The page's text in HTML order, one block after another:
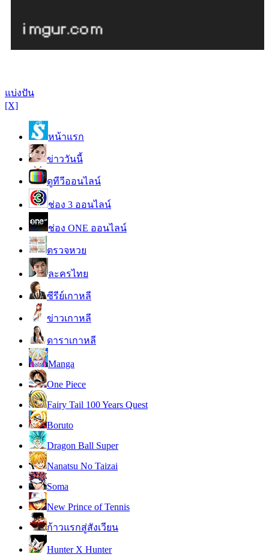
แบ่งปัน
[X]
หน้าแรก
ข่าววันนี้
ดูทีวีออนไลน์
ช่อง 3 ออนไลน์
ช่อง ONE ออนไลน์
ตรวจหวย
ละครไทย
ซีรีย์เกาหลี
ข่าวเกาหลี
ดาราเกาหลี
Manga
One Piece
Fairy Tail 100 Years Quest
Boruto
Dragon Ball Super
Nanatsu No Taizai
Soma
New Prince of Tennis
ก้าวแรกสู่สังเวียน
Hunter X Hunter